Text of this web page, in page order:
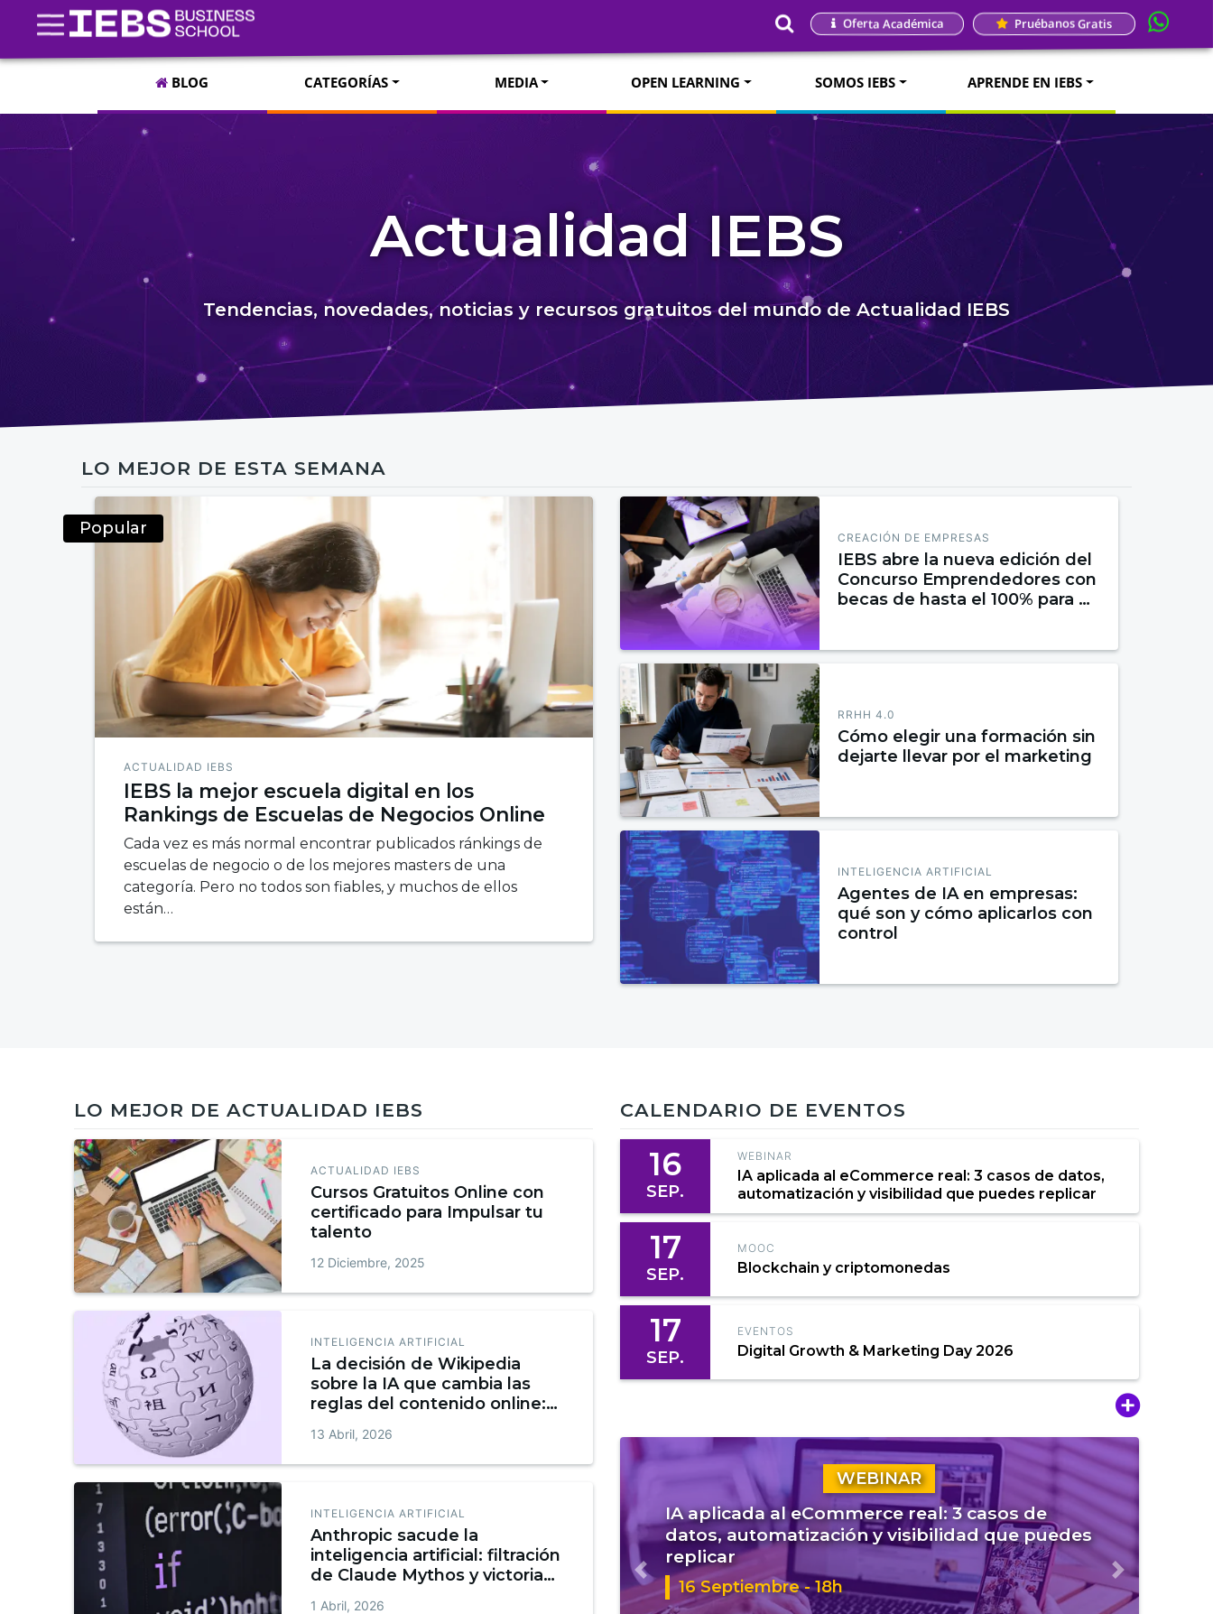
Oferta Académica Pruébanos Gratis
BLOG CATEGORÍAS MEDIA OPEN LEARNING SOMOS IEBS APRENDE EN IEBS
Actualidad IEBS
Tendencias, novedades, noticias y recursos gratuitos del mundo de Actualidad IEBS
LO MEJOR DE ESTA SEMANA
Popular
ACTUALIDAD IEBS
IEBS la mejor escuela digital en los
Rankings de Escuelas de Negocios Online
Cada vez es más normal encontrar publicados ránkings de
escuelas de negocio o de los mejores masters de una
categoría. Pero no todos son fiables, y muchos de ellos
están…
CREACIÓN DE EMPRESAS
IEBS abre la nueva edición del
Concurso Emprendedores con
becas de hasta el 100% para el
RRHH 4.0
Cómo elegir una formación sin
dejarte llevar por el marketing
INTELIGENCIA ARTIFICIAL
Agentes de IA en empresas:
qué son y cómo aplicarlos con
control
LO MEJOR DE ACTUALIDAD IEBS
ACTUALIDAD IEBS
Cursos Gratuitos Online con
certificado para Impulsar tu
talento
12 Diciembre, 2025
INTELIGENCIA ARTIFICIAL
La decisión de Wikipedia
sobre la IA que cambia las
reglas del contenido online:
13 Abril, 2026
INTELIGENCIA ARTIFICIAL
Anthropic sacude la
inteligencia artificial: filtración
de Claude Mythos y victoria
1 Abril, 2026
CALENDARIO DE EVENTOS
16
SEP.
WEBINAR
IA aplicada al eCommerce real: 3 casos de datos,
automatización y visibilidad que puedes replicar
17
SEP.
MOOC
Blockchain y criptomonedas
17
SEP.
EVENTOS
Digital Growth & Marketing Day 2026
WEBINAR
IA aplicada al eCommerce real: 3 casos de
datos, automatización y visibilidad que puedes
replicar
16 Septiembre - 18h
Anterior Siguiente